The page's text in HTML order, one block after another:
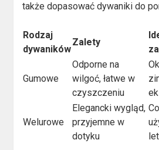
także dopasować dywaniki do
Rodzaj
dywaników
Zalety
Gumowe
Odporne na
wilgoć, łatwe w
czyszczeniu
Welurowe
Elegancki wygląd,
przyjemne w
dotyku